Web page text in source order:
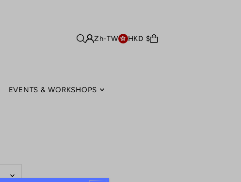
EVENTS & WORKSHOPS
Zh-TW HKD $